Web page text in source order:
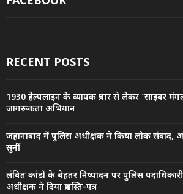
RECENT POSTS
1930 हेल्पलाइन के व्यापक प्रचार से लेकर ‘साइबर
जागरूकता अभियान
जहानाबाद में पुलिस अधीक्षक ने किया लोक संवाद,
सुनीं
लंबित कांडों के बेहतर निष्पादन पर पुलिस
अधीक्षक ने दिया प्रशस्ति-पत्र